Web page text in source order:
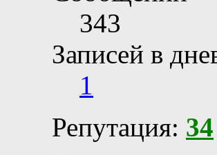
343
Записей в
1
Репутация: 34